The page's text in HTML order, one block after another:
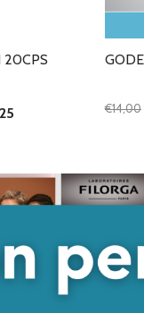
20CPS
€14,00